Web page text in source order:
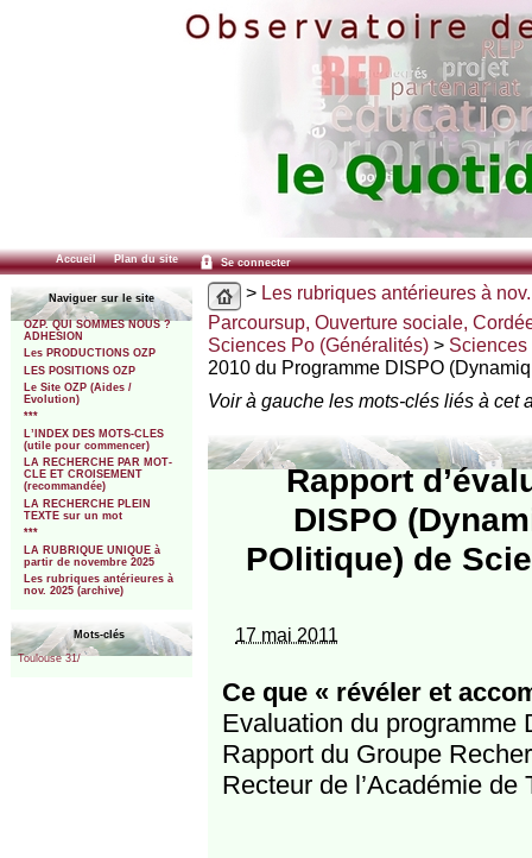
Accueil Plan du site Se connecter
Naviguer sur le site
OZP. QUI SOMMES NOUS ?
ADHESION
Les PRODUCTIONS OZP
LES POSITIONS OZP
Le Site OZP (Aides /
Evolution)
***
L’INDEX DES MOTS-CLES
(utile pour commencer)
LA RECHERCHE PAR MOT-
CLE ET CROISEMENT
(recommandée)
LA RECHERCHE PLEIN
TEXTE sur un mot
***
LA RUBRIQUE UNIQUE à
partir de novembre 2025
Les rubriques antérieures à
nov. 2025 (archive)
Mots-clés
Toulouse 31/
> Les rubriques antérieures à
Parcoursup, Ouverture sociale,
Sciences Po (Généralités)> Sciences
2010 du Programme DISPO
Voir à gauche les mots-clés liés à cet
Rapport
DISPO
POlitique) de
17 mai 2011
Ce que « révéler et
Evaluation du programme
Rapport du Groupe
Recteur de l’Académie de